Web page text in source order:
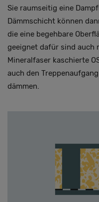
Sie raumseitig eine
Dämmschicht können
die eine begehbare
geeignet dafür sind auch
Mineralfaser kaschierte
auch den
dämmen.